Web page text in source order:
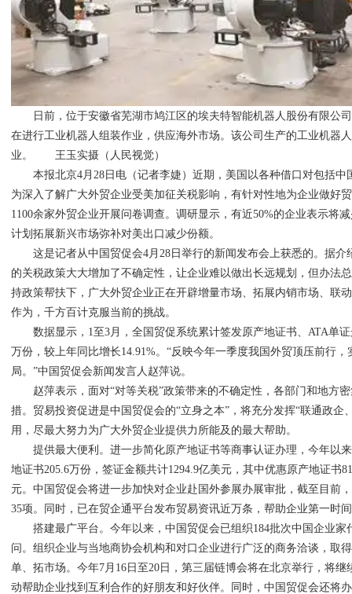
日前，位于安徽省芜湖市鸠江区的埃夫特智能机器人股份有限公
在进行工业机器人组装作业，供应海外市场。该公司生产的工业机器
业。 王玉实摄（人民视觉）
本报北京4月28日电（记者李婕）近期，美国以各种借口对包括中
为深入了解广大外贸企业受美加征关税影响，有针对性地为企业做好
1100余家外贸企业开展问卷调查。调研显示，有近50%的企业表示将
计划拓展新兴市场弥补对美出口减少份额。
这是记者从中国贸促会4月28日举行的新闻发布会上获悉的。据介
的关税政策大大增加了不确定性，让企业难以做出长远规划，但办法
持政策帮扶下，广大外贸企业正在开辟增量市场、拓展内销市场、联
作为，千方百计克服当前的挑战。
数据显示，1至3月，全国贸促系统累计签发原产地证书、ATA单证
万份，较上年同比增长14.91%。“反映今年一季度我国外贸顶压前行
局。”中国贸促会新闻发言人赵萍说。
赵萍表示，面对“对等关税”政策带来的不确定性，各部门和地方密
措。贸易投资促进是中国贸促会的“立身之本”，将充分发挥“联通政企
用，尽最大努力为广大外贸企业提供力所能及的最大帮助。
提供最大便利。进一步简化原产地证书等商事认证办理，今年以
地证书205.6万份，签证金额共计1294.9亿美元，其中优惠原产地证书
元。中国贸促会将进一步加快对企业赴国外参展办展审批，截至目前
35项。同时，已在贸企通平台发布贸易资讯近万条，帮助企业第一时
搭建最广平台。今年以来，中国贸促会已组织184批次中国企业家
问。组织企业与当地商协会机构和对口企业进行广泛的商务洽谈，取
单、拓市场。今年7月16日至20日，第三届链博会将在北京举行，将
动帮助企业找到互利合作的好朋友和好伙伴。同时，中国贸促会还将